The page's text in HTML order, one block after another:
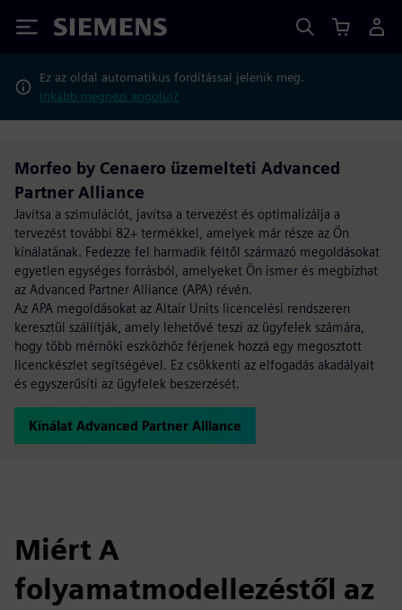
Siemens
Ez az oldal automatikus fordítással jelenik meg.
Inkább megnézi angolul?
Morfeo by Cenaero üzemelteti Advanced
Partner Alliance
Javítsa a szimulációt, javítsa a tervezést és optimalizálja a
tervezést további 82+ termékkel, amelyek már része az Ön
kínálatának. Fedezze fel harmadik féltől származó megoldásokat
egyetlen egységes forrásból, amelyeket Ön ismer és megbízhat
az Advanced Partner Alliance (APA) révén.
Az APA megoldásokat az Altair Units licencelési rendszeren
keresztül szállítják, amely lehetővé teszi az ügyfelek számára,
hogy több mérnöki eszközhöz férjenek hozzá egy megosztott
licenckészlet segítségével. Ez csökkenti az elfogadás akadályait
és egyszerűsíti az ügyfelek beszerzését.
Kínálat Advanced Partner Alliance
Miért A
folyamatmodellezéstől az